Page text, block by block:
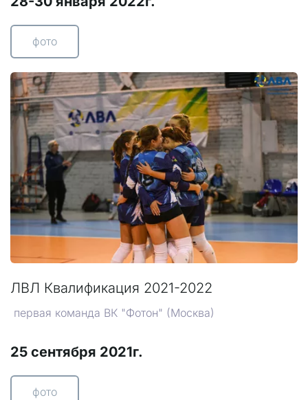
фото
ЛВЛ Квалификация 2021-2022
первая команда ВК "Фотон" (Москва)
25 сентября 2021г.
фото